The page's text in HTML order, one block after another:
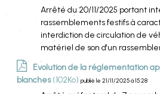
Arrêté du 20/11/2025 portant
rassemblements festifs à
interdiction de circulation de
matériel de son d'un
Evolution de la réglementation
blanches(102Ko) publié le 21/11/2025 à 15:28